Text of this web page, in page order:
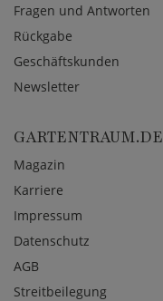
Fragen und Antworten
Rückgabe
Geschäftskunden
Newsletter
GARTENTRAUM.DE
Magazin
Karriere
Impressum
Datenschutz
AGB
Streitbeilegung